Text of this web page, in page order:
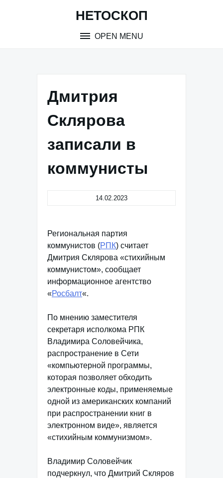
НЕТОСКОП
OPEN MENU
Дмитрия
Склярова
записали в
коммунисты
14.02.2023
Региональная партия
коммунистов (РПК) считает
Дмитрия Склярова «стихийным
коммунистом», сообщает
информационное агентство
«Росбалт«.
По мнению заместителя
секретаря исполкома РПК
Владимира Соловейчика,
распространение в Сети
«компьютерной программы,
которая позволяет обходить
электронные коды, применяемые
одной из американских компаний
при распространении книг в
электронном виде», является
«стихийным коммунизмом».
Владимир Соловейчик
подчеркнул, что Дмитрий Скляров